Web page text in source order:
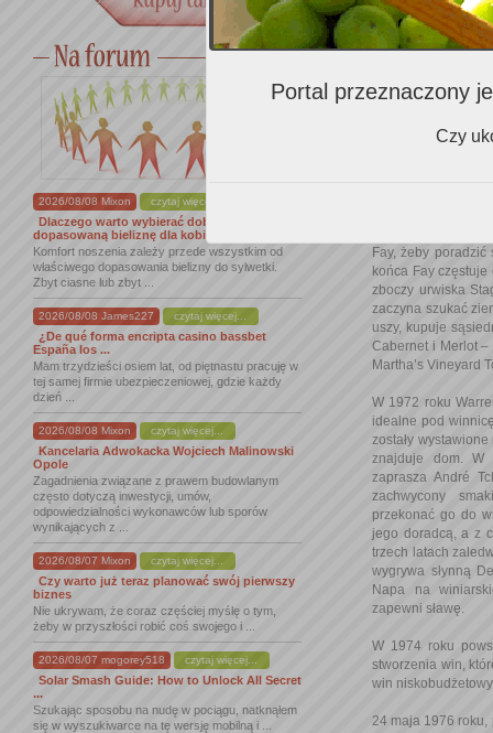
2026/08/08 Mixon czytaj więcej...
Dlaczego warto wybierać dobrze
dopasowaną bieliznę dla kobiet
Komfort noszenia zależy przede wszystkim od
właściwego dopasowania bielizny do sylwetki.
Zbyt ciasne lub zbyt ...
2026/08/08 James227 czytaj więcej...
¿De qué forma encripta casino bassbet
España los ...
Mam trzydzieści osiem lat, od piętnastu pracuję w
tej samej firmie ubezpieczeniowej, gdzie każdy
dzień ...
2026/08/08 Mixon czytaj więcej...
Kancelaria Adwokacka Wojciech Malinowski
Opole
Zagadnienia związane z prawem budowlanym
często dotyczą inwestycji, umów,
odpowiedzialności wykonawców lub sporów
wynikających z ...
2026/08/07 Mixon czytaj więcej...
Czy warto już teraz planować swój pierwszy
biznes
Nie ukrywam, że coraz częściej myślę o tym,
żeby w przyszłości robić coś swojego i ...
2026/08/07 mogorey518 czytaj więcej...
Solar Smash Guide: How to Unlock All Secret
...
Szukając sposobu na nudę w pociągu, natknąłem
się w wyszukiwarce na tę wersję mobilną i ...
Fay, żeby
końca Fay częstuje
zboczy urwiska
zaczyna szukać
uszy, kupuje
Cabernet i Merlot –
Martha’s Vineyard
W 1972 roku
idealne pod
zostały
znajduje dom. W
zaprasza André
zachwycony
przekonać go do
jego doradcą, a z
trzech latach
wygrywa słynną
Napa na
zapewni sławę.
W 1974 roku
stworzenia win,
win
24 maja 1976 roku,
Portal przeznaczony
Czy